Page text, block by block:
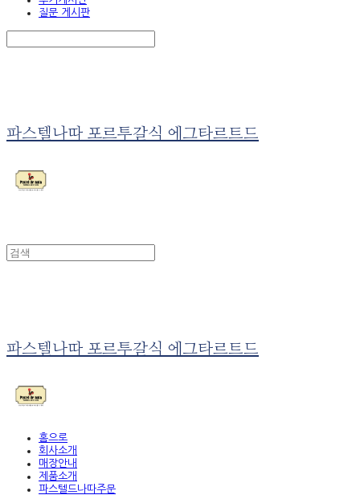
질문 게시판
파스텔나따 포르투갈식 에그타르트드
파스텔나따 포르투갈식 에그타르트드
홈으로
회사소개
매장안내
제품소개
파스텔드나따주문